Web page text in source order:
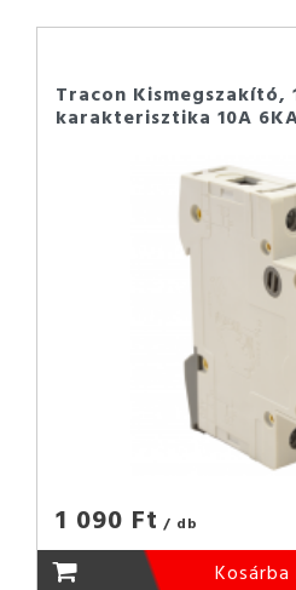
Tracon Kismegszakító,
karakterisztika 10A
1 090 Ft / db
Kosárba